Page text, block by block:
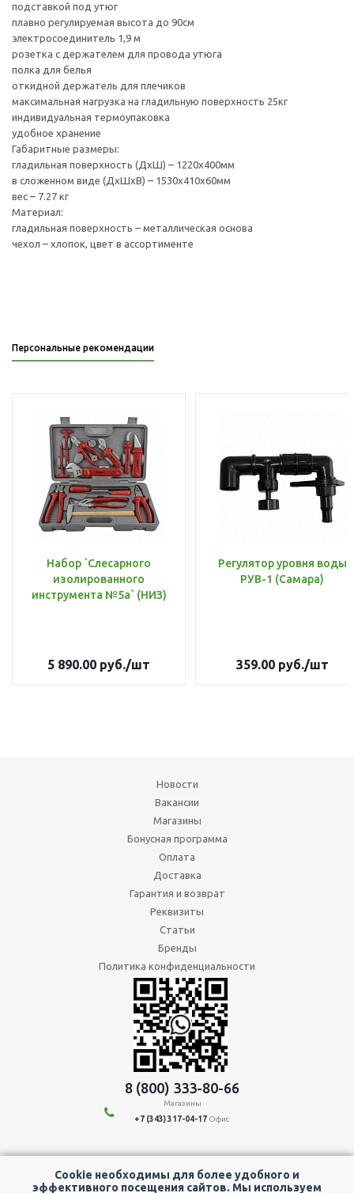
Cookie необходимы для более удобного и
эффективного посещения сайтов. Мы используем
подставкой под утюг
плавно регулируемая высота до 90см
электросоединитель 1,9 м
розетка с держателем для провода утюга
полка для белья
откидной держатель для плечиков
максимальная нагрузка на гладильную поверхность 25кг
индивидуальная термоупаковка
удобное хранение
Габаритные размеры:
гладильная поверхность (ДхШ) – 1220х400мм
в сложенном виде (ДхШхВ) – 1530х410х60мм
вес – 7.27 кг
Материал:
гладильная поверхность – металлическая основа
чехол – хлопок, цвет в ассортименте
Персональные рекомендации
Набор `Слесарного
изолированного
инструмента №5а` (НИЗ)
5 890.00 руб./шт
Регулятор уровня воды
РУВ-1 (Самара)
359.00руб./шт
Новости
Вакансии
Магазины
Бонусная программа
Оплата
Доставка
Гарантия и возврат
Реквизиты
Статьи
Бренды
Политика конфиденциальности
8 (800) 333-80-66
Магазины
+7 (343) 317-04-17 Офис
Мы в социальных сетях: